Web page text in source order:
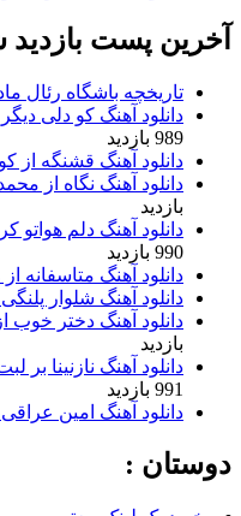
آخرین پست بازدید
تاریخچه باشگاه رئال
دانلود آهنگ کو دلی
989 بازدید
دانلود آهنگ قشنگه از
دانلود آهنگ نگاه از
بازدید
دانلود آهنگ دلم هواتو
990 بازدید
دانلود آهنگ متاسفانه
دانلود آهنگ شلوار
دانلود آهنگ دختر خوب
بازدید
دانلود آهنگ نازنینا
991 بازدید
دانلود آهنگ امین
دوستان :